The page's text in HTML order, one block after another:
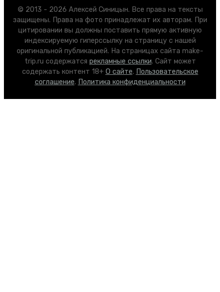
© 2013 - 2026 Алексей Синицын. Все права на тексты
защищены. Права на фото принадлежат их авторам. При
цитировании вы должны поставить прямую активную
индексируемую гиперссылку на страницу с нашей
оригинальной публикацией. На страницах сайта make-
trip.ru содержатся рекламные ссылки. Сайт может
содержать контент 18+ О сайте. Пользовательское
соглашение. Политика конфиденциальности